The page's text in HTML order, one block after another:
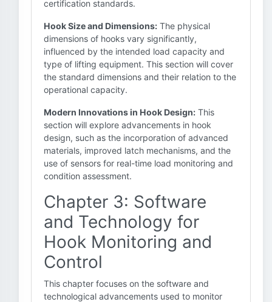
certification standards.
Hook Size and Dimensions: The physical
dimensions of hooks vary significantly,
influenced by the intended load capacity and
type of lifting equipment. This section will cover
the standard dimensions and their relation to the
operational capacity.
Modern Innovations in Hook Design: This
section will explore advancements in hook
design, such as the incorporation of advanced
materials, improved latch mechanisms, and the
use of sensors for real-time load monitoring and
condition assessment.
Chapter 3: Software
and Technology for
Hook Monitoring and
Control
This chapter focuses on the software and
technological advancements used to monitor